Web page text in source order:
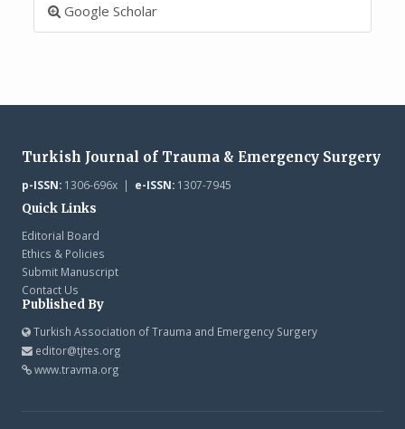
Google Scholar
Turkish Journal of Trauma & Emergency Surgery
p-ISSN:1306-696x | e-ISSN:1307-7945
Quick Links
Editorial Board
Ethics & Policies
Submit Manuscript
Contact Us
Published By
Turkish Association of Trauma and Emergency Surgery
editor@tjtes.org
www.travma.org